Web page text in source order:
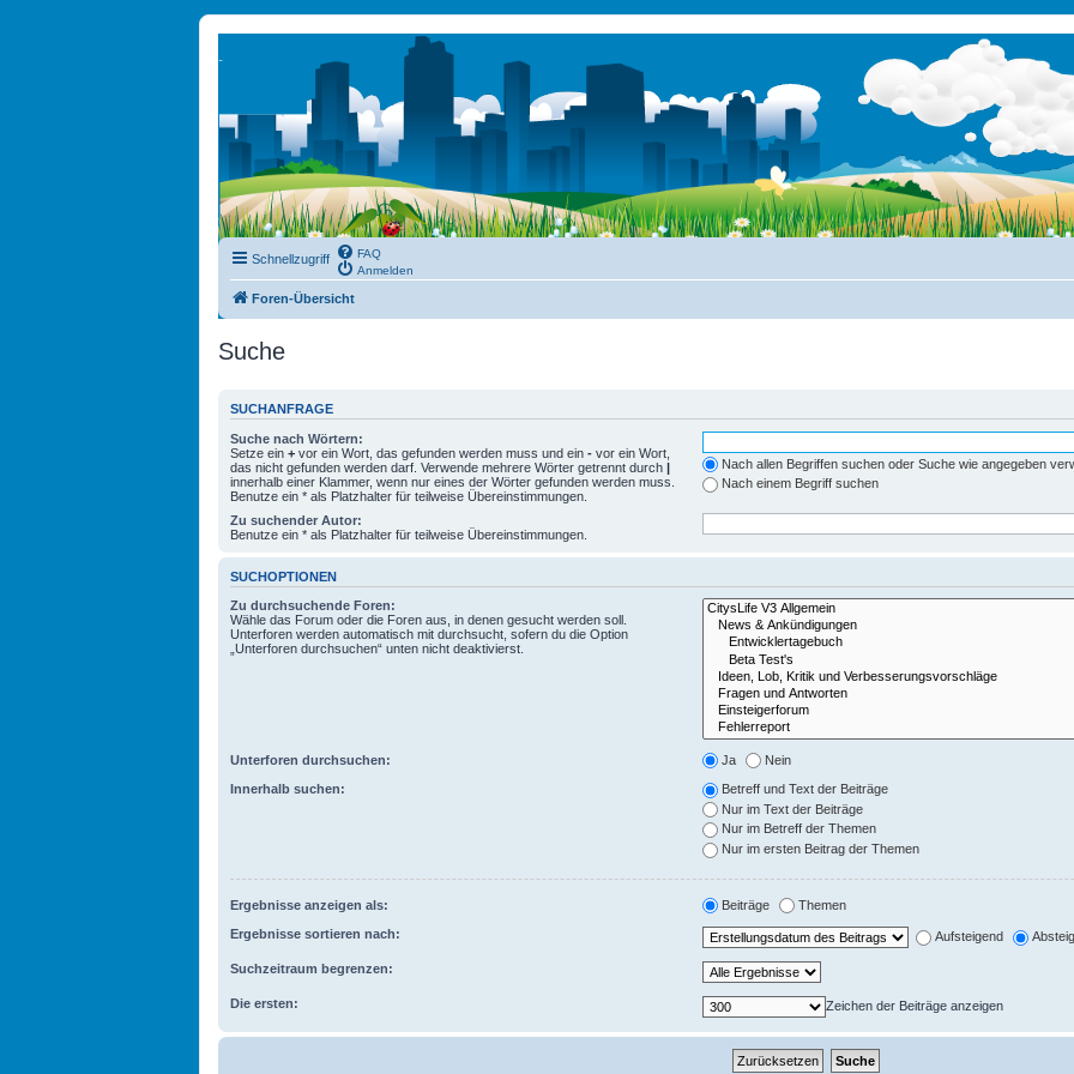
Schnellzugriff
FAQ
Anmelden
Foren-Übersicht
Suche
SUCHANFRAGE
Suche nach Wörtern:
Setze ein + vor ein Wort, das gefunden werden muss und ein - vor ein Wort,
das nicht gefunden werden darf. Verwende mehrere Wörter getrennt durch |
innerhalb einer Klammer, wenn nur eines der Wörter gefunden werden muss.
Benutze ein * als Platzhalter für teilweise Übereinstimmungen.
Nach allen Begriffen suchen oder Suche wie angegeben
Nach einem Begriff suchen
Zu suchender Autor:
Benutze ein * als Platzhalter für teilweise Übereinstimmungen.
SUCHOPTIONEN
Zu durchsuchende Foren:
Wähle das Forum oder die Foren aus, in denen gesucht werden soll.
Unterforen werden automatisch mit durchsucht, sofern du die Option
„Unterforen durchsuchen“ unten nicht deaktivierst.
Unterforen durchsuchen: Ja Nein
Innerhalb suchen:
Betreff und Text der Beiträge
Nur im Text der Beiträge
Nur im Betreff der Themen
Nur im ersten Beitrag der Themen
Ergebnisse anzeigen als: Beiträge Themen
Ergebnisse sortieren nach: Aufsteigend
Suchzeitraum begrenzen:
Die ersten: Zeichen der Beiträge anzeigen